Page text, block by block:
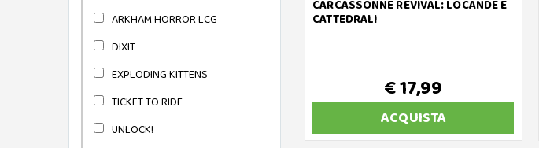
CARCASSONNE REVIVAL: LOCANDE E
CATTEDRALI
€ 17,99
ACQUISTA
ARKHAM HORROR LCG
DIXIT
EXPLODING KITTENS
TICKET TO RIDE
UNLOCK!